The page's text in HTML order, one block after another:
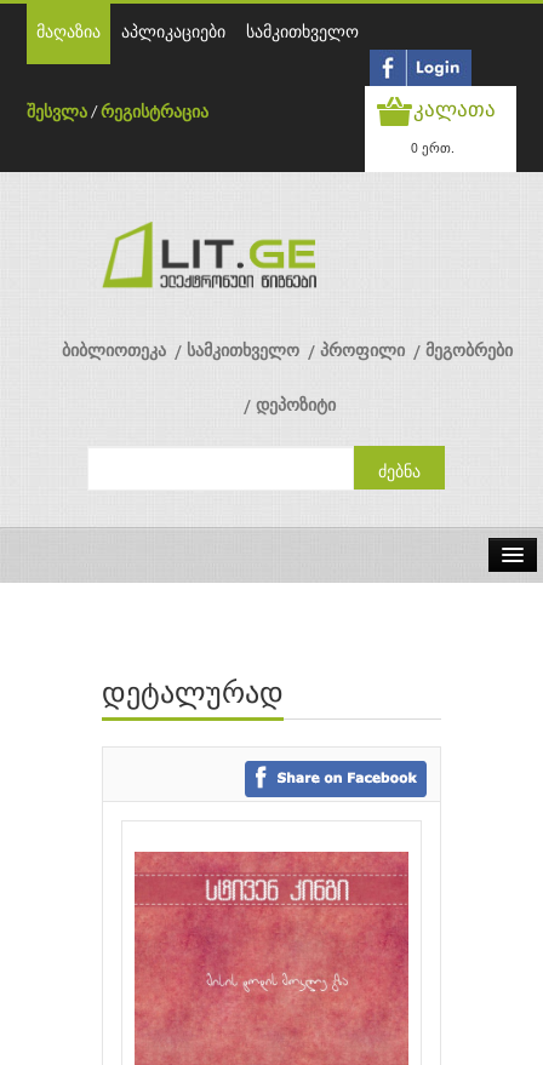
მაღაზია აპლიკაციები სამკითხველო
შესვლა /რეგისტრაცია კალათა
0 ერთ.
ბიბლიოთეკა სამკითხველო პროფილი მეგობრები
დეპოზიტი
ავტორები
გამომცემლობები
დეტალურად